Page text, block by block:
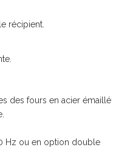
récipient.
des fours en acier émaillé
Hz ou en option double